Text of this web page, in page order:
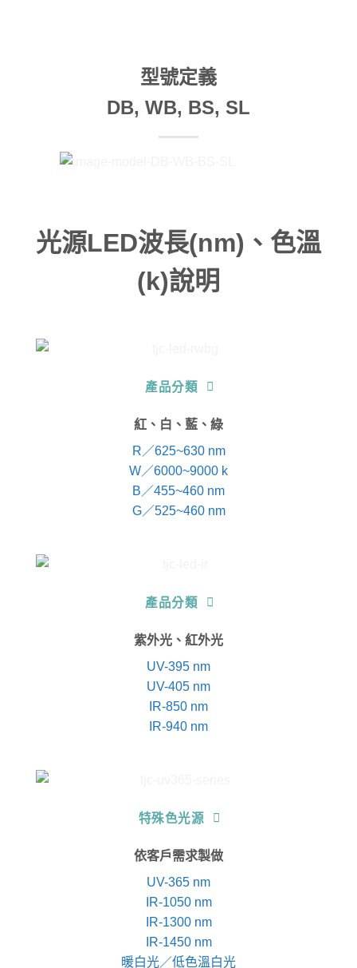
型號定義
DB, WB, BS, SL
光源LED波長(nm)、色溫
(k)說明
產品分類
紅、白、藍、綠
R／625~630 nm
W／6000~9000 k
B／455~460 nm
G／525~460 nm
產品分類
紫外光、紅外光
UV-395 nm
UV-405 nm
IR-850 nm
IR-940 nm
特殊色光源
依客戶需求製做
UV-365 nm
IR-1050 nm
IR-1300 nm
IR-1450 nm
暖白光／低色溫白光